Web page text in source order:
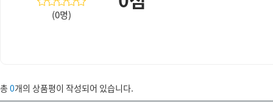
(0명)
총 0개의 상품평이 작성되어 있습니다.